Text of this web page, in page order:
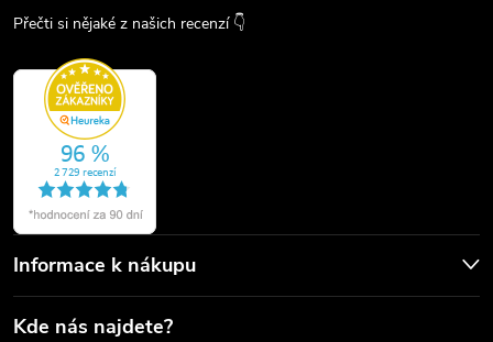
Přečti si nějaké z našich recenzí 👇
Informace k nákupu
Kde nás najdete?